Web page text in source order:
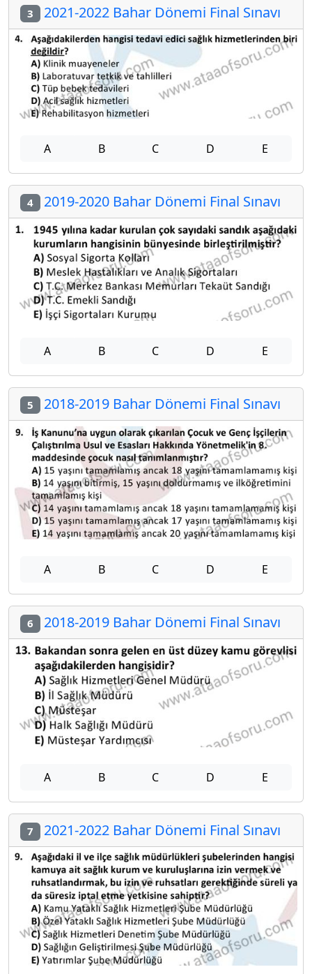
3 2021-2022 Bahar Dönemi Final Sınavı
A B C D E
4 2019-2020 Bahar Dönemi Final Sınavı
A B C D E
5 2018-2019 Bahar Dönemi Final Sınavı
A B C D E
6 2018-2019 Bahar Dönemi Final Sınavı
A B C D E
7 2021-2022 Bahar Dönemi Final Sınavı